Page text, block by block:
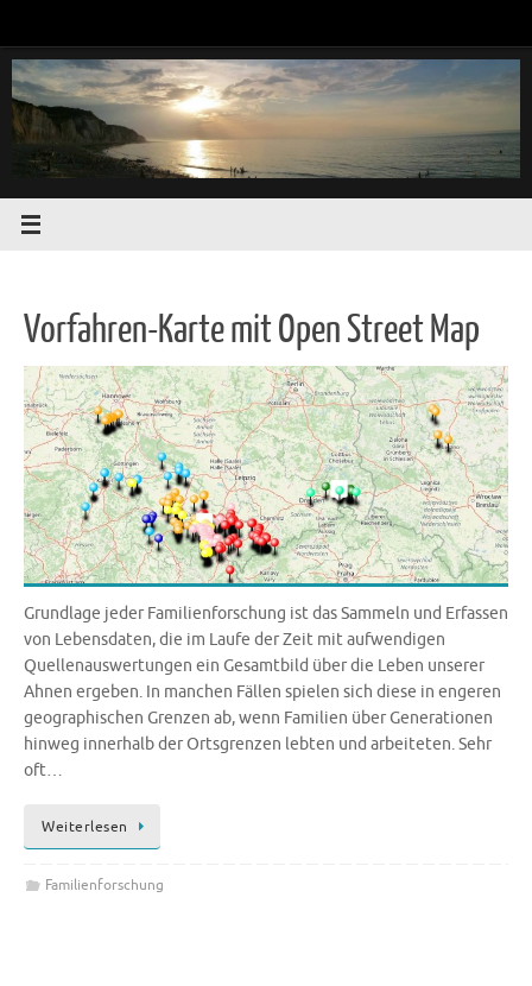
springen
Vorfahren-Karte mit Open Street Map
Grundlage jeder Familienforschung ist das Sammeln und Erfassen
von Lebensdaten, die im Laufe der Zeit mit aufwendigen
Quellenauswertungen ein Gesamtbild über die Leben unserer
Ahnen ergeben. In manchen Fällen spielen sich diese in engeren
geographischen Grenzen ab, wenn Familien über Generationen
hinweg innerhalb der Ortsgrenzen lebten und arbeiteten. Sehr
oft…
Weiterlesen
Familienforschung